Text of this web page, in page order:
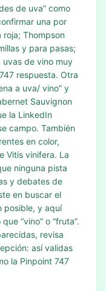
de uva” como
una por
roja; Thompson
y para pasas;
uvas de vino muy
respuesta. Otra
a uva/ vino” y
Sauvignon
la LinkedIn
campo. También
en color,
Vitis vinifera. La
ninguna pista
y debates de
en buscar el
posible, y aquí
“vino” o “fruta”.
revisa
así validas
la Pinpoint 747